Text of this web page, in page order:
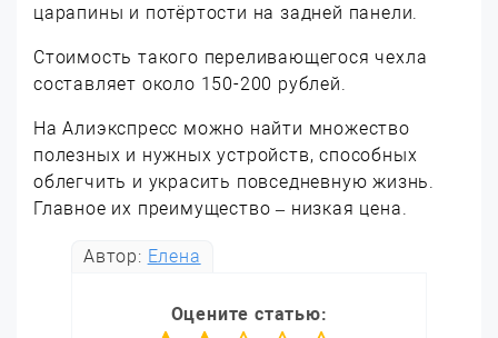
царапины и потёртости на задней панели.
Стоимость такого переливающегося чехла
составляет около 150-200 рублей.
На Алиэкспресс можно найти множество
полезных и нужных устройств, способных
облегчить и украсить повседневную жизнь.
Главное их преимущество – низкая цена.
Автор: Елена
Оцените статью: